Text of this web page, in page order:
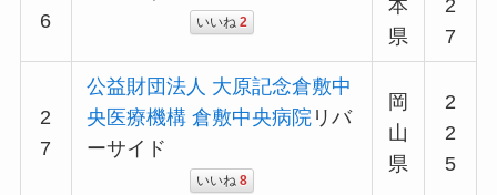
6
いいね 2
本
県
2
7
2
7
公益財団法人 大原記念倉敷中
央医療機構 倉敷中央病院 リバ
ーサイド
いいね 8
岡
山
県
2
2
5